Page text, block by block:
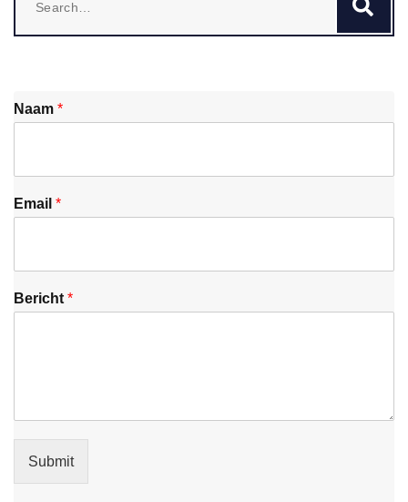
for:
Naam *
Email *
Bericht *
Submit